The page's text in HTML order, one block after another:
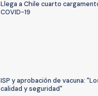
Llega a Chile cuarto
COVID-19
ISP y aprobación de vacuna:
calidad y seguridad"